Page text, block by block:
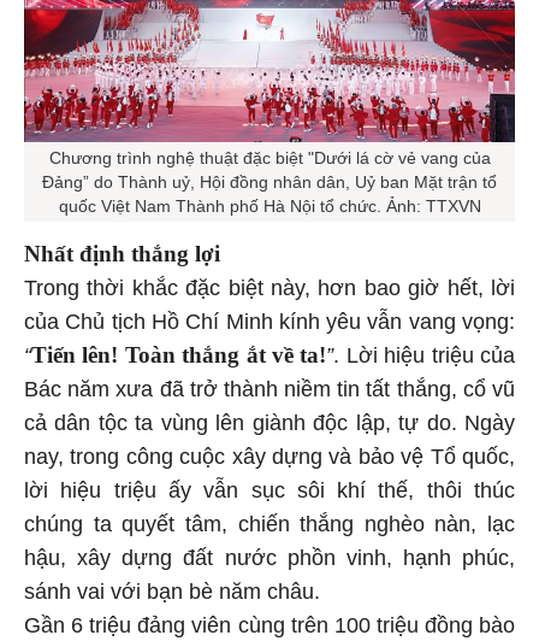
Chương trình nghệ thuật đặc biệt "Dưới lá cờ vẻ vang của
Đảng” do Thành uỷ, Hội đồng nhân dân, Uỷ ban Mặt trận tổ
quốc Việt Nam Thành phố Hà Nội tổ chức. Ảnh: TTXVN
Nhất định thắng lợi
Trong thời khắc đặc biệt này, hơn bao giờ hết, lời
của Chủ tịch Hồ Chí Minh kính yêu vẫn vang vọng:
“Tiến lên! Toàn thắng ắt về ta!”. Lời hiệu triệu của
Bác năm xưa đã trở thành niềm tin tất thắng, cổ vũ
cả dân tộc ta vùng lên giành độc lập, tự do. Ngày
nay, trong công cuộc xây dựng và bảo vệ Tổ quốc,
lời hiệu triệu ấy vẫn sục sôi khí thế, thôi thúc
chúng ta quyết tâm, chiến thắng nghèo nàn, lạc
hậu, xây dựng đất nước phồn vinh, hạnh phúc,
sánh vai với bạn bè năm châu.
Gần 6 triệu đảng viên cùng trên 100 triệu đồng bào